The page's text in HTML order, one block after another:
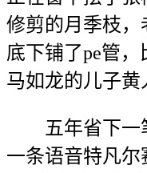
修剪的月季枝，
底下铺了pe管，
马如龙的儿子黄
五年省下一
一条语音特凡尔